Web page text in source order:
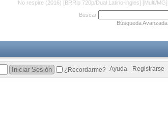
No respire (2016) [BRRip 720p/Dual Latino-ingles] [Multi/MG]
Buscar
Búsqueda Avanzada
Registrarse
Ayuda
¿Recordarme?